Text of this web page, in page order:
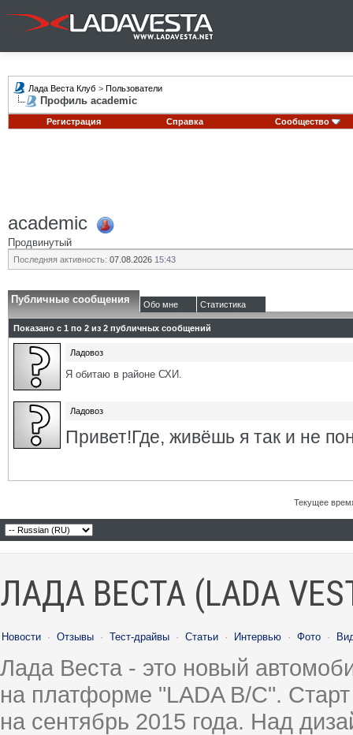
Лада Веста Клуб > Пользователи
Профиль academic
Регистрация Справка Сообщество
academic
Продвинутый
Последняя активность: 07.08.2026 15:43
Публичные сообщения Обо мне Статистика
Показано с 1 по 2 из 2 публичных сообщений
Ладовоз
Я обитаю в районе СХИ.
Ладовоз
Привет!Где, живёшь я так и не
Текущее
ЛАДА ВЕСТА (LADA
Новости · Отзывы · Тест-драйвы · Статьи · Интервью · Фото ·
Лада Веста - это новый
на платформе "LADA B/C".
на сентябрь 2015 года. Над